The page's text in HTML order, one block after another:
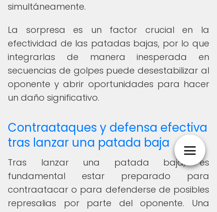
simultáneamente.
La sorpresa es un factor crucial en la
efectividad de las patadas bajas, por lo que
integrarlas de manera inesperada en
secuencias de golpes puede desestabilizar al
oponente y abrir oportunidades para hacer
un daño significativo.
Contraataques y defensa efectiva
tras lanzar una patada baja
Tras lanzar una patada baja, es
fundamental estar preparado para
contraatacar o para defenderse de posibles
represalias por parte del oponente. Una